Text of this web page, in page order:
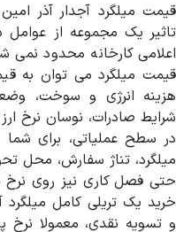
قیمت میلگرد آجدار آذر
تاثیر یک مجموعه از
اعلامی کارخانه محدود نمی
قیمت میلگرد می توان به
هزینه انرژی و سوخت،
شرایط صادرات، نوسان نرخ
در سطح عملیاتی، برای شما
میلگرد، تناژ سفارش، محل
حتی فصل کاری نیز روی نرخ
خرید یک تریلی کامل میلگرد
و تسویه نقدی، معمولا